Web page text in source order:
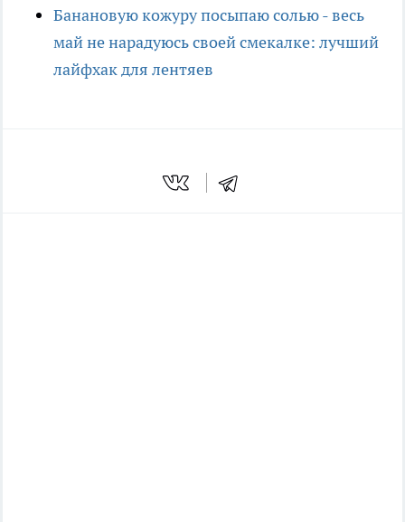
Банановую кожуру посыпаю солью - весь
май не нарадуюсь своей смекалке: лучший
лайфхак для лентяев